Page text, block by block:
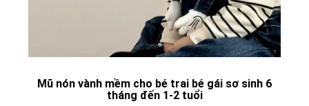
Mũ nón vành mềm cho bé trai bé gái sơ sinh 6
tháng đến 1-2 tuổi